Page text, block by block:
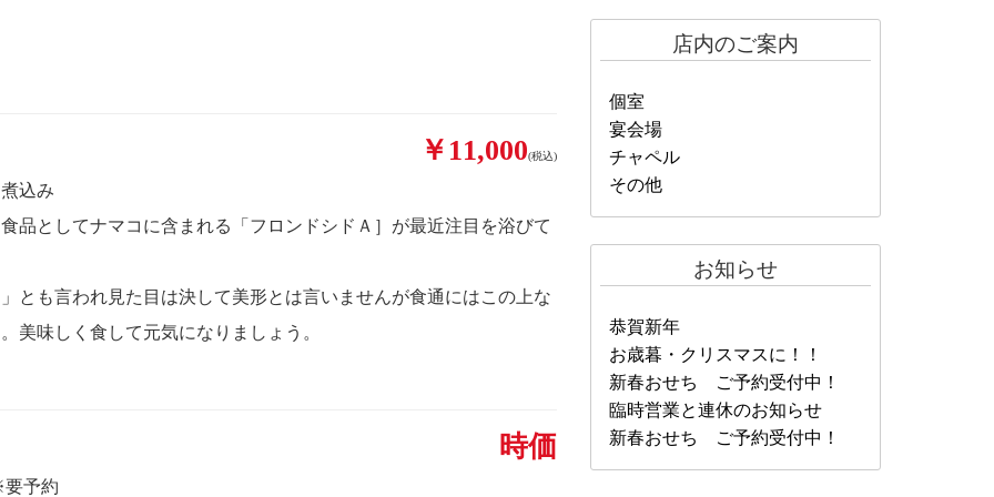
￥11,000(税込)
込み
品としてナマコに含まれる「フロンドシドＡ］が最近注目を浴びて
とも言われ見た目は決して美形とは言いませんが食通にはこの上な
美味しく食して元気になりましょう。
時価
予約
店内のご案内
個室
宴会場
チャペル
その他
お知らせ
恭賀新年
お歳暮・クリスマスに！！
新春おせち ご予約受付中！
臨時営業と連休のお知らせ
新春おせち ご予約受付中！